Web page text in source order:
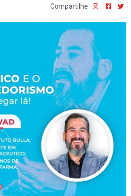
Compartilhe